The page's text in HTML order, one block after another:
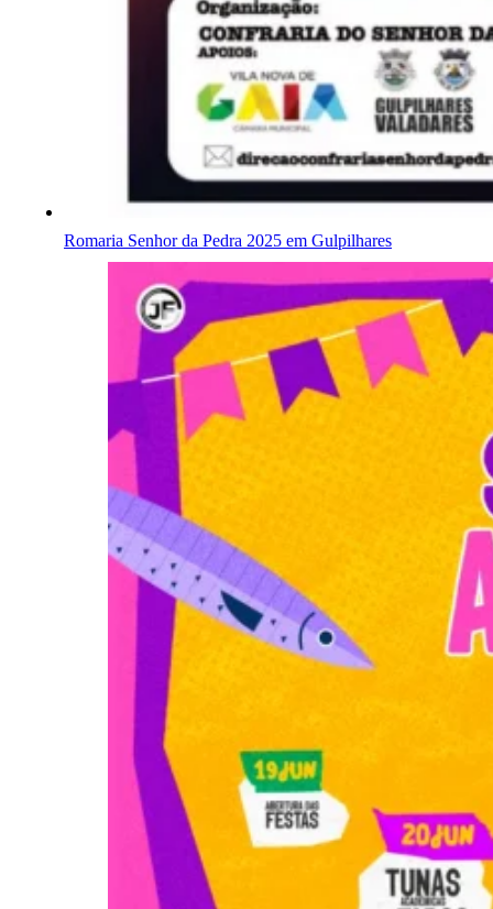
Romaria Senhor da Pedra 2025 em Gulpilhares